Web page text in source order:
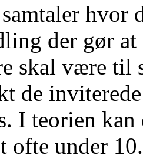
hvor
der gør
skal være til
de
I teorien
ofte under 10.